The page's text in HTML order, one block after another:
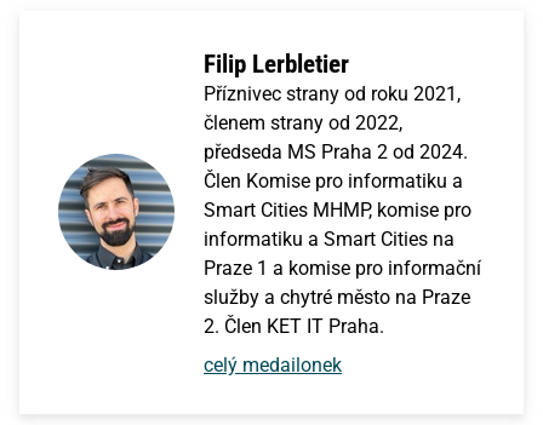
Filip Lerbletier
Příznivec strany od roku 2021,
členem strany od 2022,
předseda MS Praha 2 od 2024.
Člen Komise pro informatiku a
Smart Cities MHMP, komise pro
informatiku a Smart Cities na
Praze 1 a komise pro informační
služby a chytré město na Praze
2. Člen KET IT Praha.
celý medailonek